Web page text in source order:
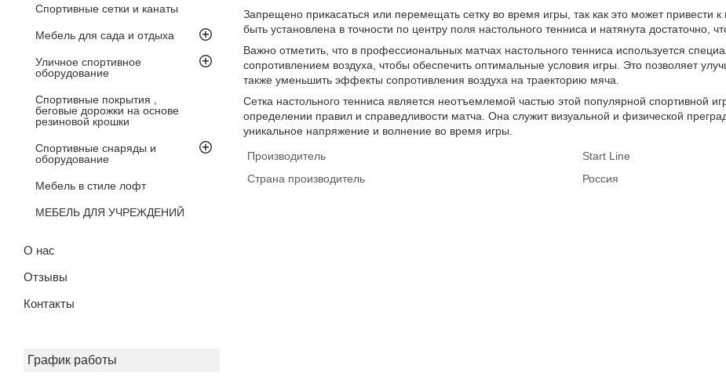
Спортивные сетки и канаты
Мебель для сада и отдыха
Уличное спортивное
оборудование
Спортивные покрытия ,
беговые дорожки на основе
резиновой крошки
Спортивные снаряды и
оборудование
Мебель в стиле лофт
МЕБЕЛЬ ДЛЯ УЧРЕЖДЕНИЙ
О нас
Отзывы
Контакты
График работы
Запрещено прикасаться или перемещать сетку во время игры, так как это может привести
быть установлена в точности по центру поля настольного тенниса и натянута достаточно,
Важно отметить, что в профессиональных матчах настольного тенниса используется
сопротивлением воздуха, чтобы обеспечить оптимальные условия игры. Это позволяет
также уменьшить эффекты сопротивления воздуха на траекторию мяча.
Сетка настольного тенниса является неотъемлемой частью этой популярной спортивной
определении правил и справедливости матча. Она служит визуальной и физической
уникальное напряжение и волнение во время игры.
Производитель
Start Line
Страна производитель
Россия